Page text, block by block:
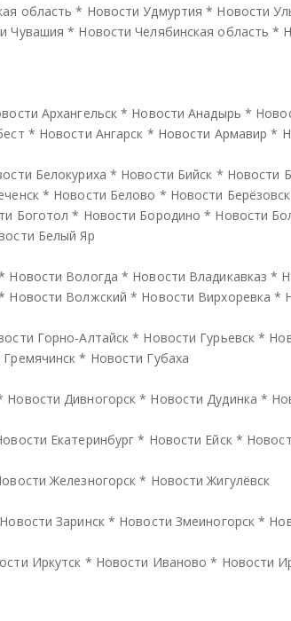
область * Новости Удмуртия * Новости
Чувашия * Новости Челябинская область *
Архангельск * Новости Анадырь *
* Новости Ангарск * Новости Армавир *
Белокуриха * Новости Бийск * Новости
* Новости Белово * Новости
Боготол * Новости Бородино * Новости
Белый Яр
Новости Вологда * Новости Владикавказ *
Новости Волжский * Новости Вирхоревка *
Горно-Алтайск * Новости Гурьевск *
* Новости Губаха
Новости Дивногорск * Новости Дудинка *
Екатеринбург * Новости Ейск*
Железногорск * Новости Жигулёвск
Новости Заринск* Новости Змеиногорск *
Иркутск * Новости Иваново * Новости